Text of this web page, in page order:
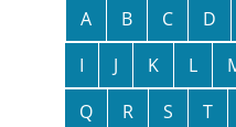
A B C D
I
J K L
Q
R S T